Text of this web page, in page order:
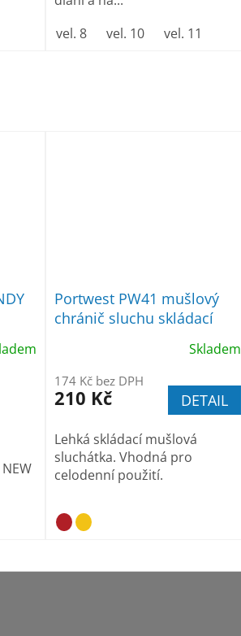
Portwest PW41 mušlový
chránič sluchu skládací
Skladem
174 Kč bez DPH
210 Kč DETAIL
Lehká skládací mušlová
sluchátka. Vhodná pro
celodenní použití.
vel. 8
vel. 10 vel. 11